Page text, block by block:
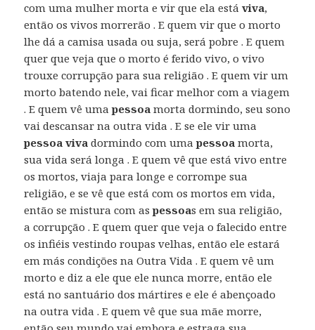
com uma mulher morta e vir que ela estáviva,
então os vivos morrerão . E quem vir que o morto
lhe dá a camisa usada ou suja, será pobre . E quem
quer que veja que o morto é ferido vivo, o vivo
trouxe corrupção para sua religião . E quem vir um
morto batendo nele, vai ficar melhor com a viagem
. E quem vê umapessoa morta dormindo, seu sono
vai descansar na outra vida . E se ele vir uma
pessoa viva dormindo com umapessoa morta,
sua vida será longa . E quem vê que está vivo entre
os mortos, viaja para longe e corrompe sua
religião, e se vê que está com os mortos em vida,
então se mistura com aspessoas em sua religião,
a corrupção . E quem quer que veja o falecido entre
os infiéis vestindo roupas velhas, então ele estará
em más condições na Outra Vida . E quem vê um
morto e diz a ele que ele nunca morre, então ele
está no santuário dos mártires e ele é abençoado
na outra vida . E quem vê que sua mãe morre,